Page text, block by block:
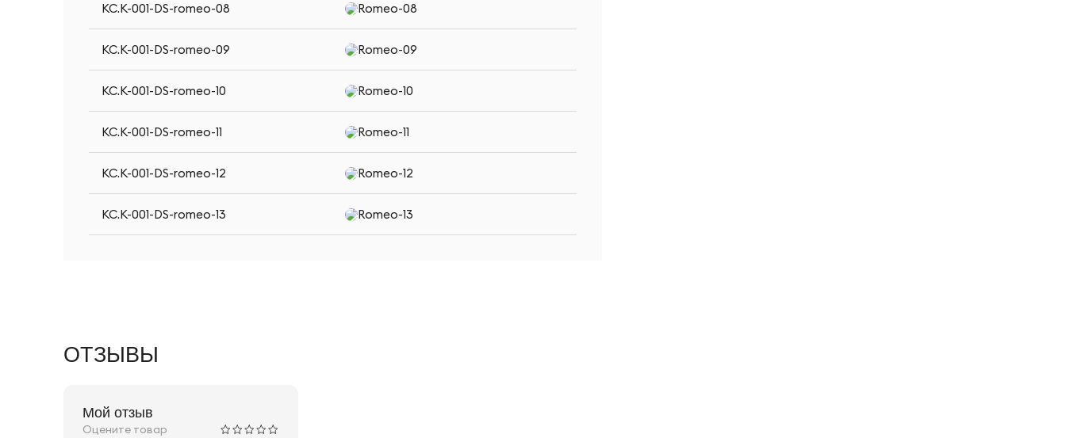
KC.K-001-DS-romeo-08 Romeo-08
KC.K-001-DS-romeo-09 Romeo-09
KC.K-001-DS-romeo-10 Romeo-10
KC.K-001-DS-romeo-11 Romeo-11
KC.K-001-DS-romeo-12 Romeo-12
KC.K-001-DS-romeo-13 Romeo-13
ОТЗЫВЫ
Мой отзыв
Оцените товар